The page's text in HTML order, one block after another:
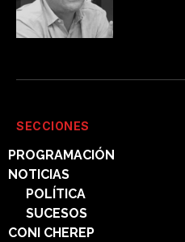
SECCIONES
PROGRAMACIÓN
NOTICIAS
POLÍTICA
SUCESOS
CONI CHEREP